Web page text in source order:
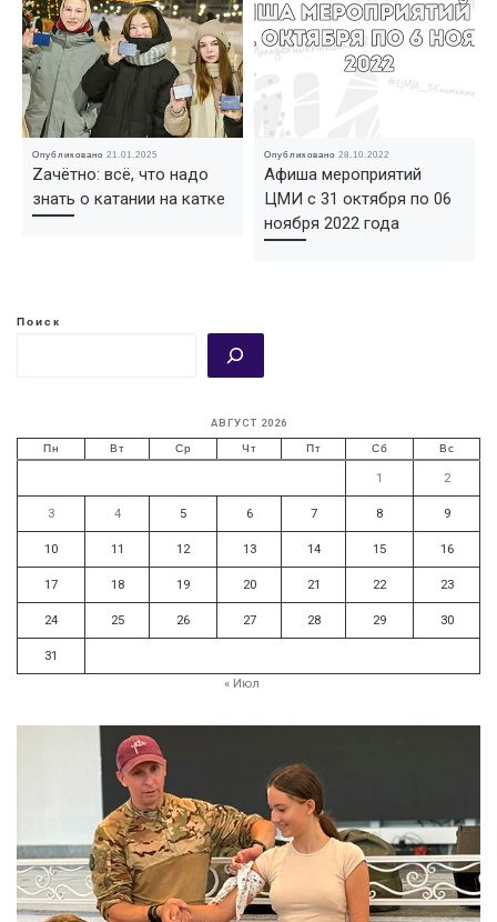
Опубликовано21.01.2025
Zачётно: всё, что надо
знать о катании на катке
Опубликовано28.10.2022
Афиша мероприятий
ЦМИ с 31 октября по 06
ноября 2022 года
Поиск
АВГУСТ 2026
Пн Вт Ср Чт Пт Сб Вс
1 2
3 4 5 6 7 8 9
10 11 12 13 14 15 16
17 18 19 20 21 22 23
24 25 26 27 28 29 30
31
« Июл